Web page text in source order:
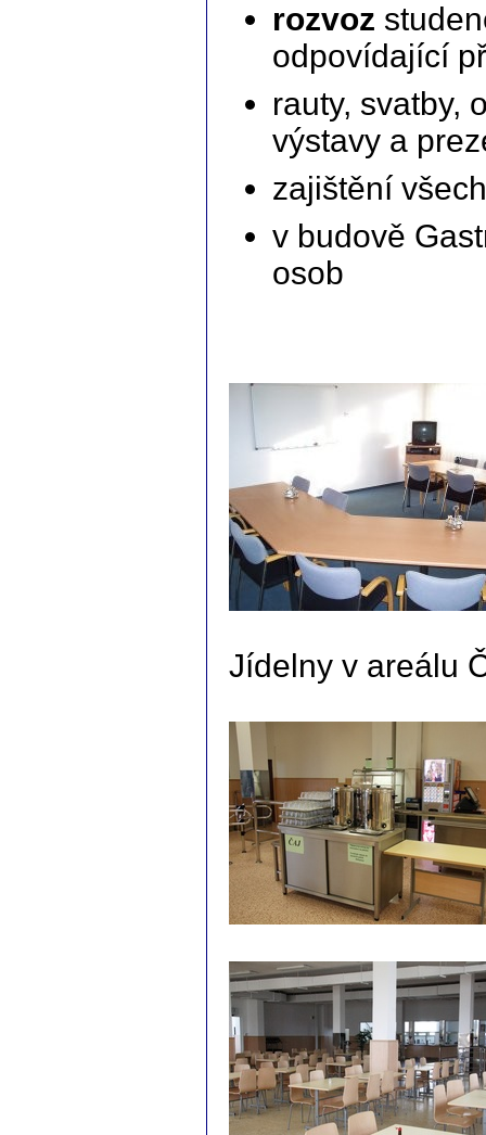
rozvoz
odpovídající
rauty, svatby,
výstavy a
zajištění
v budově
osob
Jídelny v areálu